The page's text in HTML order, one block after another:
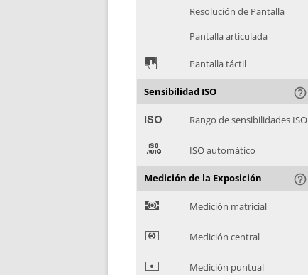
Resolución de Pantalla
Pantalla articulada
& Pantalla táctil
Sensibilidad ISO help_outline
' Rango de sensibilidades ISO
( ISO automático
Medición de la Exposición help_outline
) Medición matricial
* Medición central
+ Medición puntual